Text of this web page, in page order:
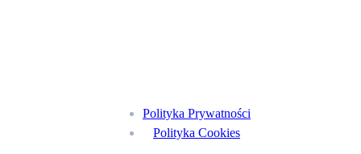
Polityka Prywatności
Polityka Cookies